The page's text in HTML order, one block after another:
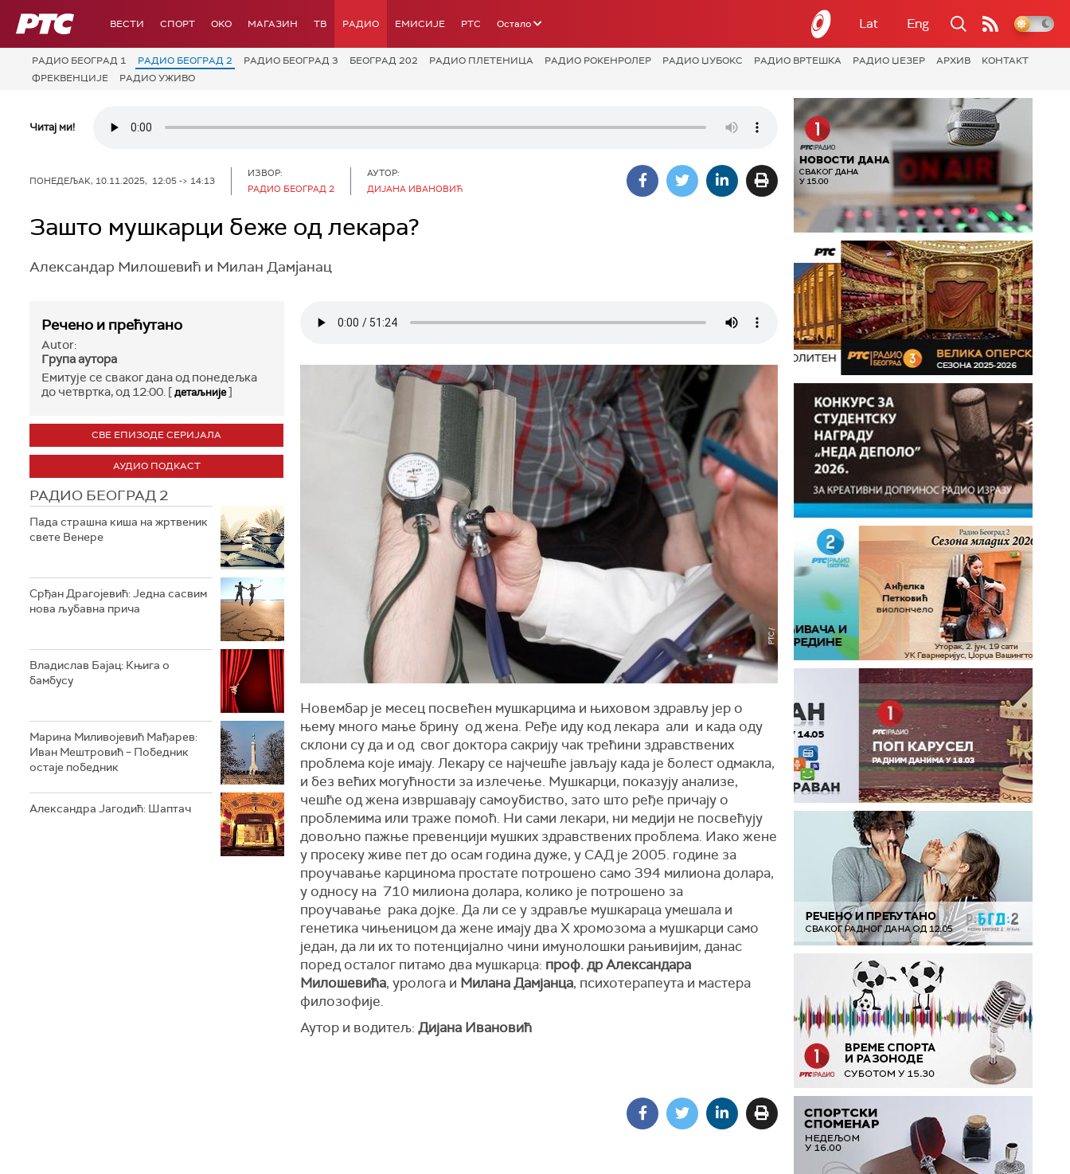
РТС ВЕСТИ СПОРТ OKO МАГАЗИН ТВ РАДИО ЕМИСИЈЕ РТС Остало Lat Eng
РАДИО БЕОГРАД 1 РАДИО БЕОГРАД 2 РАДИО БЕОГРАД 3 БЕОГРАД 202 РАДИО ПЛЕТЕНИЦА РАДИО РОКЕНРОЛЕР РАДИО ЏУБОКС РАДИО ВРТЕШКА РАДИО ЏЕЗЕР АРХИВ
КОНТАКТ
ФРЕКВЕНЦИЈЕ
РАДИО УЖИВО
Читај ми!
ПОНЕДЕЉАК, 10.11.2025, 12:05 -> 14:13
ИЗВОР:
РАДИО БЕОГРАД 2
АУТОР:
ДИЈАНА ИВАНОВИЋ
Зашто мушкарци беже од лекара?
Александар Милошевић и Милан Дамјанац
Речено и прећутано
Autor:
Група аутора
Емитује се сваког дана од понедељка
до четвртка, од 12:00. [детаљније]
СВЕ ЕПИЗОДЕ СЕРИЈАЛА
АУДИО ПОДКАСТ
РАДИО БЕОГРАД 2
Пада страшна киша на жртвеник
свете Венере
Срђан Драгојевић: Једна сасвим
нова љубавна прича
Владислав Бајац: Књига о
бамбусу
Марина Миливојевић Мађарев:
Иван Мештровић – Победник
остаје победник
Александра Јагодић: Шаптач
Новембар је месец посвећен мушкарцима и њиховом здрављу јер о
њему много мање брину од жена. Ређе иду код лекара али и када оду
склони су да и од свог доктора сакрију чак трећини здравствених
проблема које имају. Лекару се најчешће јављају када је болест одмакла,
и без већих могућности за излечење. Мушкарци, показују анализе,
чешће од жена извршавају самоубиство, зато што ређе причају о
проблемима или траже помоћ. Ни сами лекари, ни медији не посвећују
довољно пажње превенцији мушких здравствених проблема. Иако жене
у просеку живе пет до осам година дуже, у САД је 2005. године за
проучавање карцинома простате потрошено само 394 милиона долара,
у односу на 710 милиона долара, колико је потрошено за
проучавање рака дојке. Да ли се у здравље мушкараца умешала и
генетика чињеницом да жене имају два X хромозома а мушкарци само
један, да ли их то потенцијално чини имунолошки рањивијим, данас
поред осталог питамо два мушкарца: проф. др Александара
Милошевића, уролога и Милана Дамјанца, психотерапеута и мастера
филозофије.
Аутор и водитељ: Дијана Ивановић